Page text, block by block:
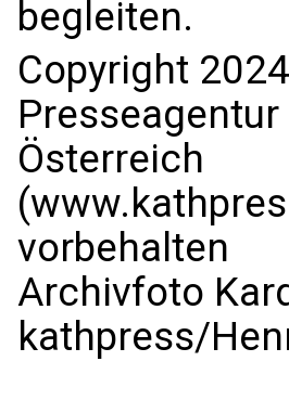
begleiten.
Copyright
Presseagentur
Österreich
vorbehalten
Archivfoto
kathpress/